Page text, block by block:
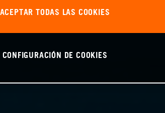
ACEPTAR TODAS LAS COOKIES
CONFIGURACIÓN DE COOKIES